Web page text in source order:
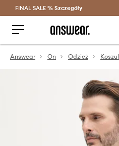
Oszczędzaj z
FINAL SALE % Szczegóły
Answear On Odzież